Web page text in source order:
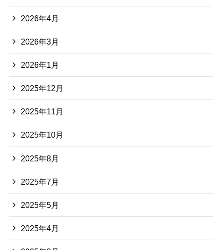
2026年4月
2026年3月
2026年1月
2025年12月
2025年11月
2025年10月
2025年8月
2025年7月
2025年5月
2025年4月